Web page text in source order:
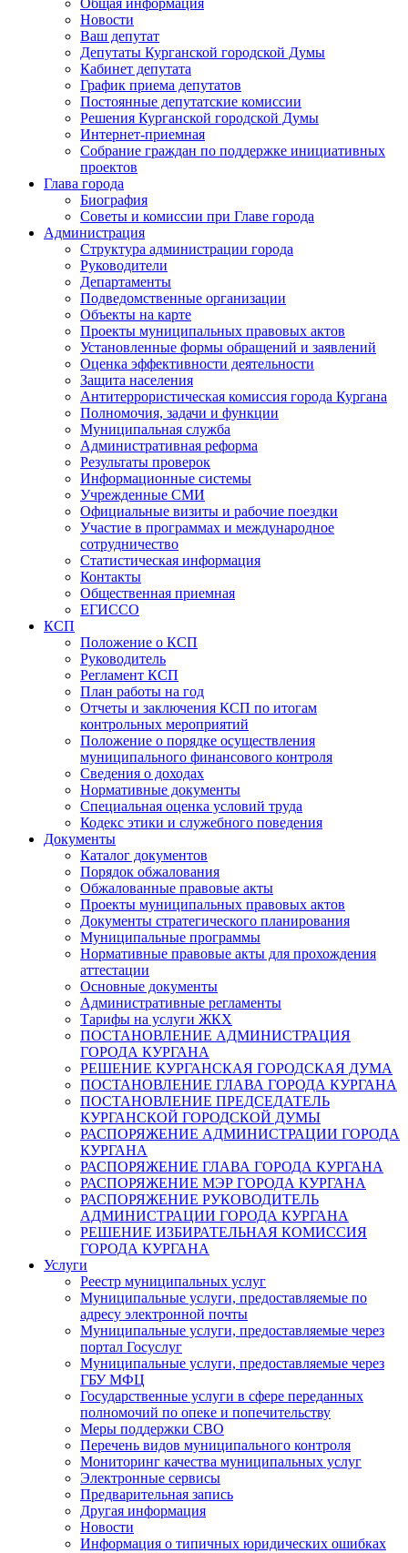
Общая информация
Новости
Ваш депутат
Депутаты Курганской городской Думы
Кабинет депутата
График приема депутатов
Постоянные депутатские комиссии
Решения Курганской городской Думы
Интернет-приемная
Собрание граждан по поддержке инициативных
проектов
Глава города
Биография
Советы и комиссии при Главе города
Администрация
Структура администрации города
Руководители
Департаменты
Подведомственные организации
Объекты на карте
Проекты муниципальных правовых актов
Установленные формы обращений и заявлений
Оценка эффективности деятельности
Защита населения
Антитеррористическая комиссия города Кургана
Полномочия, задачи и функции
Муниципальная служба
Административная реформа
Результаты проверок
Информационные системы
Учрежденные СМИ
Официальные визиты и рабочие поездки
Участие в программах и международное
сотрудничество
Статистическая информация
Контакты
Общественная приемная
ЕГИССО
КСП
Положение о КСП
Руководитель
Регламент КСП
План работы на год
Отчеты и заключения КСП по итогам
контрольных мероприятий
Положение о порядке осуществления
муниципального финансового контроля
Сведения о доходах
Нормативные документы
Специальная оценка условий труда
Кодекс этики и служебного поведения
Документы
Каталог документов
Порядок обжалования
Обжалованные правовые акты
Проекты муниципальных правовых актов
Документы стратегического планирования
Муниципальные программы
Нормативные правовые акты для прохождения
аттестации
Основные документы
Административные регламенты
Тарифы на услуги ЖКХ
ПОСТАНОВЛЕНИЕ АДМИНИСТРАЦИЯ
ГОРОДА КУРГАНА
РЕШЕНИЕ КУРГАНСКАЯ ГОРОДСКАЯ ДУМА
ПОСТАНОВЛЕНИЕ ГЛАВА ГОРОДА КУРГАНА
ПОСТАНОВЛЕНИЕ ПРЕДСЕДАТЕЛЬ
КУРГАНСКОЙ ГОРОДСКОЙ ДУМЫ
РАСПОРЯЖЕНИЕ АДМИНИСТРАЦИИ ГОРОДА
КУРГАНА
РАСПОРЯЖЕНИЕ ГЛАВА ГОРОДА КУРГАНА
РАСПОРЯЖЕНИЕ МЭР ГОРОДА КУРГАНА
РАСПОРЯЖЕНИЕ РУКОВОДИТЕЛЬ
АДМИНИСТРАЦИИ ГОРОДА КУРГАНА
РЕШЕНИЕ ИЗБИРАТЕЛЬНАЯ КОМИССИЯ
ГОРОДА КУРГАНА
Услуги
Реестр муниципальных услуг
Муниципальные услуги, предоставляемые по
адресу электронной почты
Муниципальные услуги, предоставляемые через
портал Госуслуг
Муниципальные услуги, предоставляемые через
ГБУ МФЦ
Государственные услуги в сфере переданных
полномочий по опеке и попечительству
Меры поддержки СВО
Перечень видов муниципального контроля
Мониторинг качества муниципальных услуг
Электронные сервисы
Предварительная запись
Другая информация
Новости
Информация о типичных юридических ошибках